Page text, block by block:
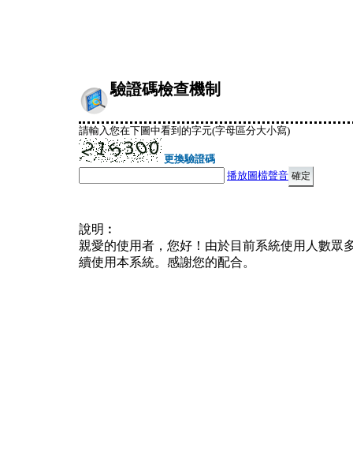
驗證碼檢查機制
請輸入您在下圖中看到的字元(字母區分大小寫)
更換驗證碼
播放圖檔聲音
說明︰
親愛的使用者，您好！由於目前系統使用人數眾
續使用本系統。感謝您的配合。